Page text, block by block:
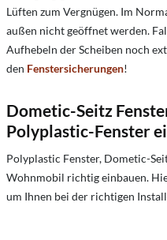
Lüften zum Vergnügen. Im
außen nicht geöffnet werden.
Aufhebeln der Scheiben noch
den Fenstersicherungen!
Dometic-Seitz
Polyplastic-Fenster
Polyplastic Fenster, Dometic-
Wohnmobil richtig einbauen.
um Ihnen bei der richtigen